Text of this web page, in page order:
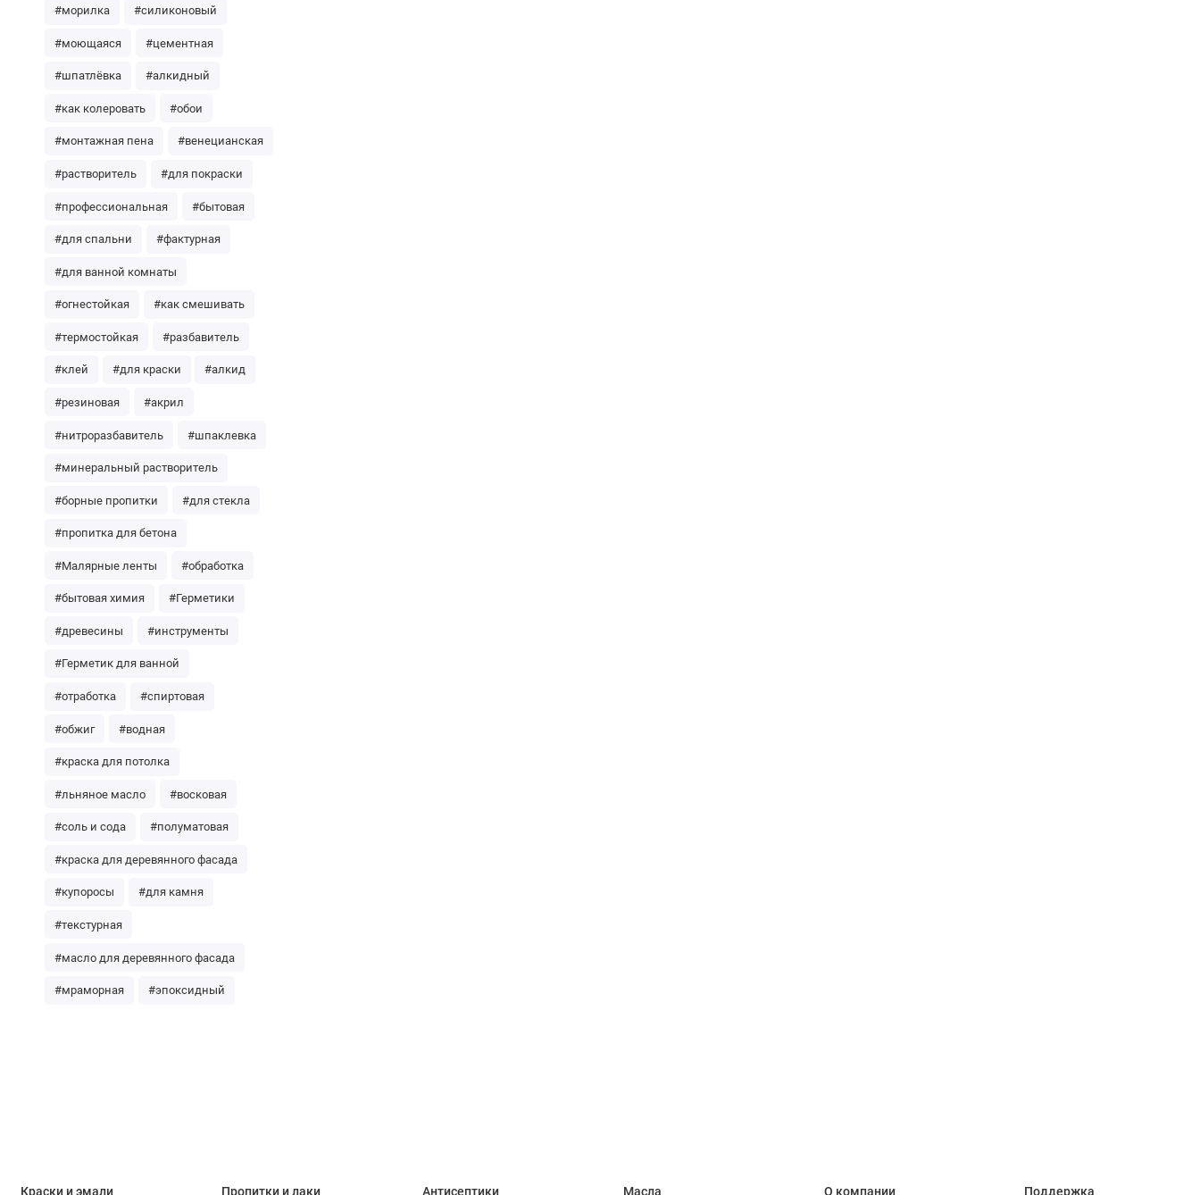
#морилка #силиконовый
#моющаяся #цементная
#шпатлёвка #алкидный
#как колеровать #обои
#монтажная пена #венецианская
#растворитель #для покраски
#профессиональная #бытовая
#для спальни #фактурная
#для ванной комнаты
#огнестойкая #как смешивать
#термостойкая #разбавитель
#клей #для краски #алкид
#резиновая #акрил
#нитроразбавитель #шпаклевка
#минеральный растворитель
#борные пропитки #для стекла
#пропитка для бетона
#Малярные ленты #обработка
#бытовая химия #Герметики
#древесины #инструменты
#Герметик для ванной
#отработка #спиртовая
#обжиг #водная
#краска для потолка
#льняное масло #восковая
#соль и сода #полуматовая
#краска для деревянного фасада
#купоросы #для камня
#текстурная
#масло для деревянного фасада
#мраморная #эпоксидный
Краски и эмали Пропитки и лаки Антисептики Масла О компании Поддержка